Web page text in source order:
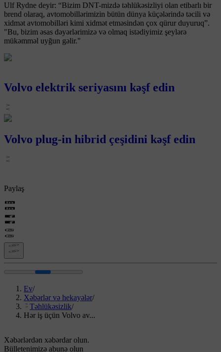
Ulf Rydne deyir: “Bizim DNT-mizdə təhlükəsizliyi olan etibarlı bir
brend olaraq, avtomobillərimizin bütün dünya küçələrində təcili və
xidmət avtomobilləri kimi xidmət etməsindən çox qürur duyuruq”.
"Bu, bizim əsas dəyərlərimizə və olmaq istədiyimiz şeylərə
mükəmməl uyğun gəlir."
Volvo elektrik seriyasını kəşf edin
Volvo plug-in hibrid çeşidini kəşf edin
Paylaş
Ev/
Xəbərlər və hekayələr/
Təhlükəsizlik/
Hər iş üçün Volvo av...